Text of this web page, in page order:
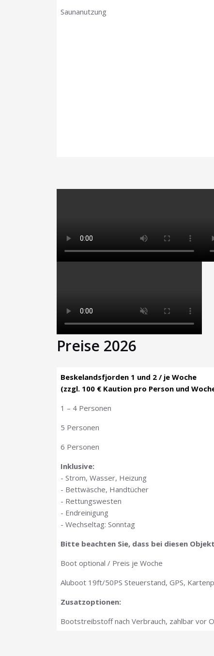
Saunanutzung
Preise 2026
Beskelandsfjorden 1 und 2 / je Woche
(zzgl. 100 € Kaution pro Person und
1 – 4 Personen
5 Personen
6 Personen
Inklusive:
- Strom, Wasser, Heizung
- Bettwäsche, Handtücher
- Rettungswesten
- Endreinigung
- Wechseltag: Sonntag
Bitte beachten Sie, dass bei diesen
Boot optional / Preis je Woche
Aluboot 19ft/50PS Steuerstand, GPS,
Zusatzoptionen:
Bootstreibstoff nach Verbrauch, zahlbar vor